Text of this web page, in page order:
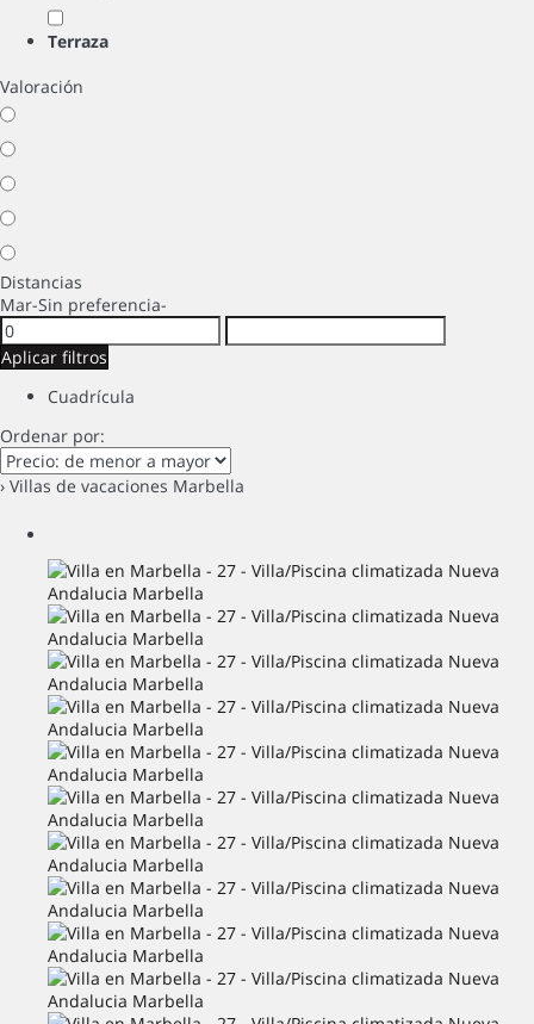
Terraza
Valoración
Distancias
Mar-Sin preferencia-
Aplicar filtros
Cuadrícula
Ordenar por:
› Villas de vacaciones Marbella